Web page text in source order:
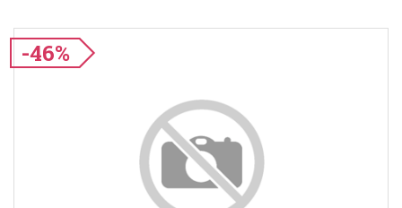
-46%